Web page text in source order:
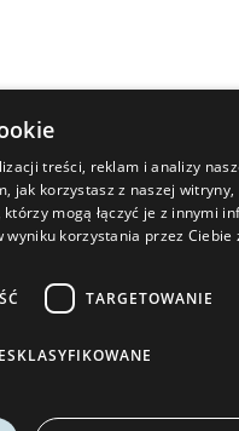
treści, reklam i analizy
jak korzystasz z naszej witryny,
mogą łączyć je z innymi
korzystania przez Ciebie
TARGETOWANIE